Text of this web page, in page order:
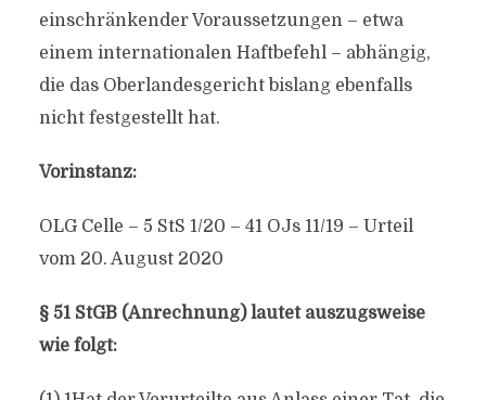
einschränkender Voraussetzungen – etwa
einem internationalen Haftbefehl – abhängig,
die das Oberlandesgericht bislang ebenfalls
nicht festgestellt hat.
Vorinstanz:
OLG Celle – 5 StS 1/20 – 41 OJs 11/19 – Urteil
vom 20. August 2020
§ 51 StGB (Anrechnung) lautet auszugsweise
wie folgt: